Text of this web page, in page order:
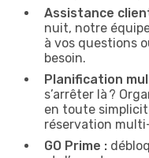
Assistance
nuit, notre
à vos questions
besoin.
Planification
s’arrêter là ?
en toute
réservation
GO Prime :